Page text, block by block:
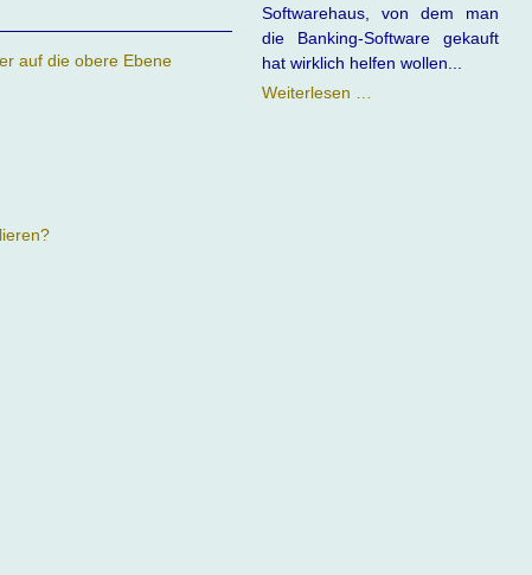
auf die obere Ebene
Softwarehaus, von dem man
die Banking-Software gekauft
hat wirklich helfen wollen...
Weiterlesen …